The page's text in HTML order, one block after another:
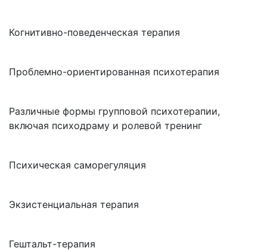
Когнитивно-поведенческая терапия
Проблемно-ориентированная психотерапия
Различные формы групповой психотерапии,
включая психодраму и ролевой тренинг
Психическая саморегуляция
Экзистенциальная терапия
Гештальт-терапия